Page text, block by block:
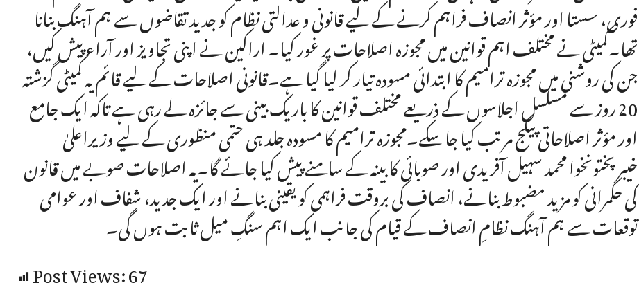
فوری، سستا اور مؤثر انصاف فراہم کرنے کے لیے قانونی و عدالتی نظام کو جدید تقاضوں سے ہم آہنگ بنانا
تھا۔کمیٹی نے مختلف اہم قوانین میں مجوزہ اصلاحات پر غور کیا۔ اراکین نے اپنی تجاویز اور آراء پیش کیں،
جن کی روشنی میں مجوزہ ترامیم کا ابتدائی مسودہ تیار کر لیا گیا ہے۔قانونی اصلاحات کے لیے قائم یہ کمیٹی گزشتہ
20 روز سے مسلسل اجلاسوں کے ذریعے مختلف قوانین کا باریک بینی سے جائزہ لے رہی ہے تاکہ ایک جامع
اور مؤثر اصلاحاتی پیکج مرتب کیا جا سکے۔مجوزہ ترامیم کا مسودہ جلد ہی حتمی منظوری کے لیے وزیراعلیٰ
خیبرپختونخوا محمد سہیل آفریدی اور صوبائی کابینہ کے سامنے پیش کیا جائے گا۔یہ اصلاحات صوبے میں قانون
کی حکمرانی کو مزید مضبوط بنانے، انصاف کی بروقت فراہمی کو یقینی بنانے اور ایک جدید، شفاف اور عوامی
توقعات سے ہم آہنگ نظامِ انصاف کے قیام کی جانب ایک اہم سنگِ میل ثابت ہوں گی۔
Post Views:67